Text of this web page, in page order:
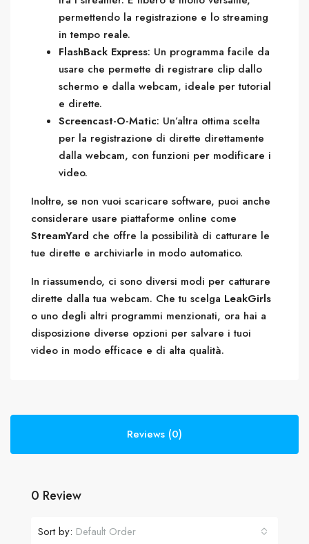
permettendo la registrazione e lo streaming
in tempo reale.
FlashBack Express: Un programma facile da
usare che permette di registrare clip dallo
schermo e dalla webcam, ideale per tutorial
e dirette.
Screencast-O-Matic: Un’altra ottima scelta
per la registrazione di dirette direttamente
dalla webcam, con funzioni per modificare i
video.
Inoltre, se non vuoi scaricare software, puoi anche
considerare usare piattaforme online come
StreamYard che offre la possibilità di catturare le
tue dirette e archiviarle in modo automatico.
In riassumendo, ci sono diversi modi per catturare
dirette dalla tua webcam. Che tu scelga LeakGirls
o uno degli altri programmi menzionati, ora hai a
disposizione diverse opzioni per salvare i tuoi
video in modo efficace e di alta qualità.
Reviews (0)
0 Review
Sort by: Default Order